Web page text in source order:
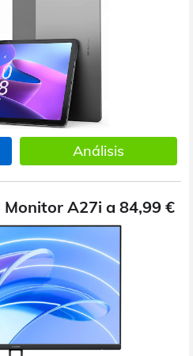
Análisis
Monitor A27i a 84,99 €